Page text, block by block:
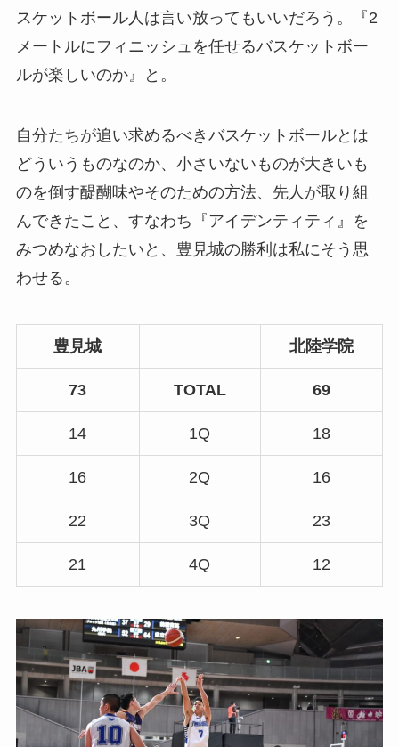
スケットボール人は言い放ってもいいだろう。『2
メートルにフィニッシュを任せるバスケットボー
ルが楽しいのか』と。
自分たちが追い求めるべきバスケットボールとは
どういうものなのか、小さいないものが大きいも
のを倒す醍醐味やそのための方法、先人が取り組
んできたこと、すなわち『アイデンティティ』を
みつめなおしたいと、豊見城の勝利は私にそう思
わせる。
豊見城 北陸学院
73 TOTAL 69
14 1Q 18
16 2Q 16
22 3Q 23
21 4Q 12